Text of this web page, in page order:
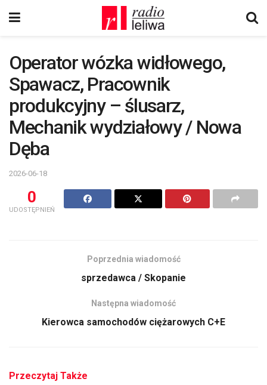
Operator wózka widłowego,
Spawacz, Pracownik
produkcyjny – ślusarz,
Mechanik wydziałowy / Nowa
Dęba
2026-06-18
0
UDOSTĘPNIEŃ
Poprzednia wiadomość
sprzedawca / Skopanie
Następna wiadomość
Kierowca samochodów ciężarowych C+E
Przeczytaj Także